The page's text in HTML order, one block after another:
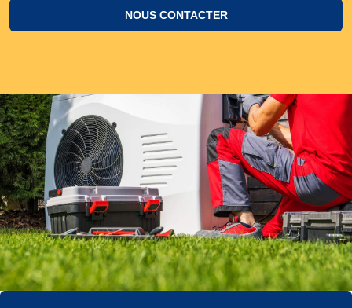
NOUS CONTACTER